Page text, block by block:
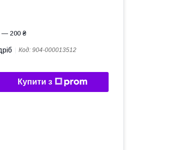
— 200 ₴
Код: 904-000013512
Купити з